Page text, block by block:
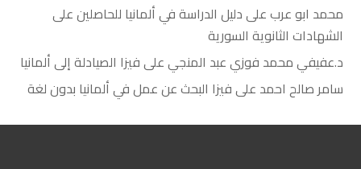
محمد ابو عربعلىدليل الدراسة في ألمانيا للحاصلين على
الشهادات الثانوية السورية
د.عفيفي محمد فوزي عبد المنجيعلىفيزا الصيادلة إلى ألمانيا
سامر صالح احمد علىفيزا البحث عن عمل في ألمانيا بدون لغة